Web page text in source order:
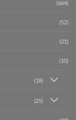
(664)
(52)
(21)
(10)
(18)
(25)